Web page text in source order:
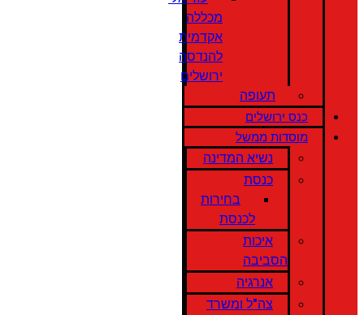
מכללה
אקדמית
להנדסה
ירושלים
תעופה
כנס ירושלים
מוסדות ממשל
נשיא המדינה
כנסת
בחירות
לכנסת
איכות
הסביבה
אנרגיה
צה"ל ומשרד